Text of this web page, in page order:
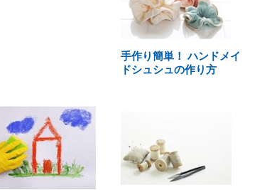
手作り簡単！ ハンドメイ
ドシュシュの作り方